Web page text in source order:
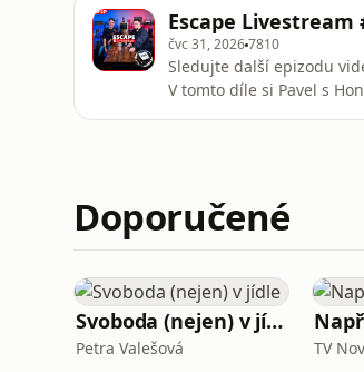
během své existence tak
Escape
čvc 31, 20267810
Sledujte další epizodu
V tomto díle si Pavel s
Doporučené
Svoboda (nejen) v jídle
Petra Valešová TV